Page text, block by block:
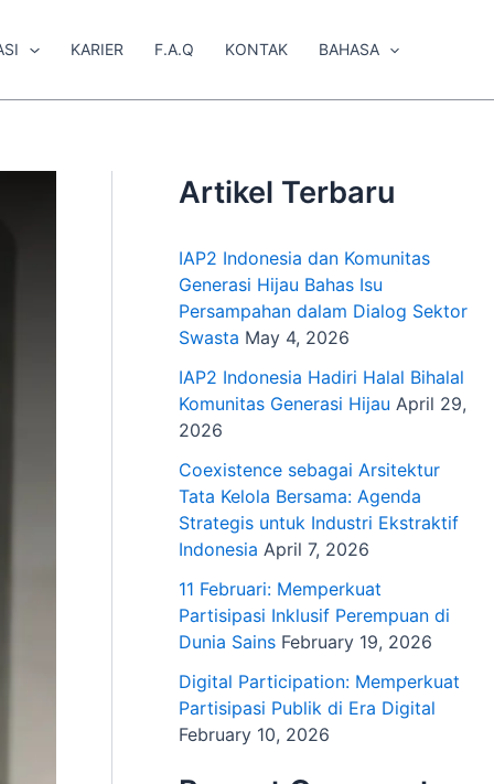
KARIER F.A.Q KONTAK BAHASA
Artikel Terbaru
IAP2 Indonesia dan Komunitas
Generasi Hijau Bahas Isu
Persampahan dalam Dialog Sektor
Swasta May 4, 2026
IAP2 Indonesia Hadiri Halal Bihalal
Komunitas Generasi Hijau April 29,
2026
Coexistence sebagai Arsitektur
Tata Kelola Bersama: Agenda
Strategis untuk Industri Ekstraktif
Indonesia April 7, 2026
11 Februari: Memperkuat
Partisipasi Inklusif Perempuan di
Dunia Sains February 19, 2026
Digital Participation: Memperkuat
Partisipasi Publik di Era Digital
February 10, 2026